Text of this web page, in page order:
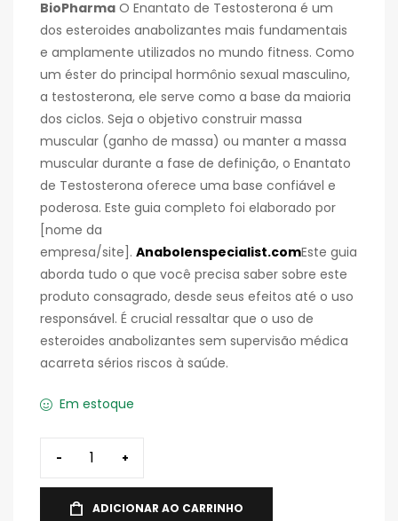
BioPharma O Enantato de Testosterona é um
dos esteroides anabolizantes mais fundamentais
e amplamente utilizados no mundo fitness. Como
um éster do principal hormônio sexual masculino,
a testosterona, ele serve como a base da maioria
dos ciclos. Seja o objetivo construir massa
muscular (ganho de massa) ou manter a massa
muscular durante a fase de definição, o Enantato
de Testosterona oferece uma base confiável e
poderosa. Este guia completo foi elaborado por
[nome da
empresa/site]. Anabolenspecialist.comEste guia
aborda tudo o que você precisa saber sobre este
produto consagrado, desde seus efeitos até o uso
responsável. É crucial ressaltar que o uso de
esteroides anabolizantes sem supervisão médica
acarreta sérios riscos à saúde.
Em estoque
- +
ADICIONAR AO CARRINHO